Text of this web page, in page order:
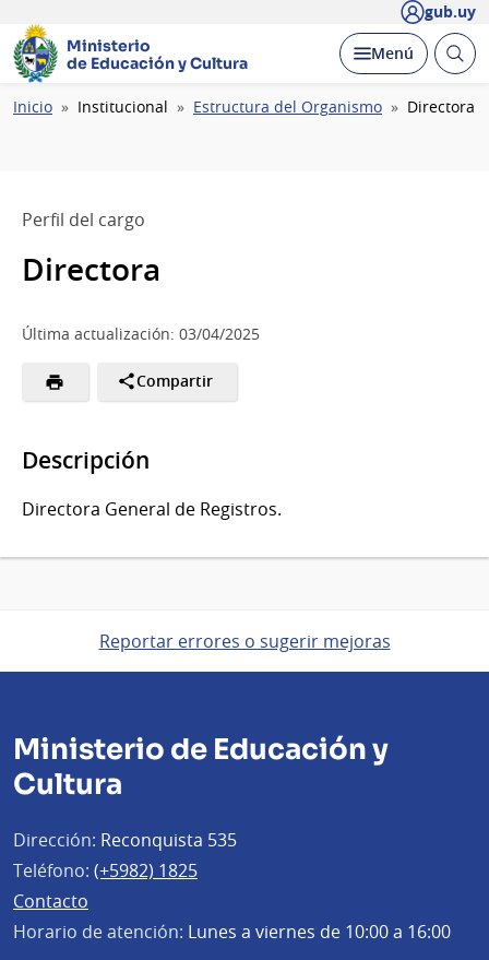
gub.uy
Ministerio
de Educación y Cultura
Desplegar
Menú Abrir
Ruta
Inicio Institucional Estructura del Organismo Directora
Perfil del cargo
Directora
Última actualización: 03/04/2025
Compartir
Descripción
Directora General de Registros.
Reportar errores o sugerir mejoras
Ministerio de Educación y
Cultura
Dirección: Reconquista 535
Teléfono: (+5982) 1825
Contacto
Horario de atención: Lunes a viernes de 10:00 a 16:00